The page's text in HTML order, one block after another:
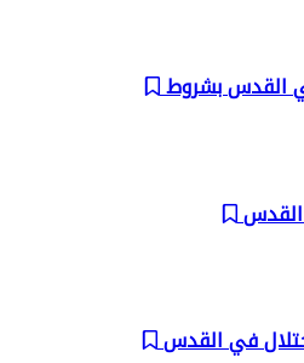
القدس بشروط
القدس